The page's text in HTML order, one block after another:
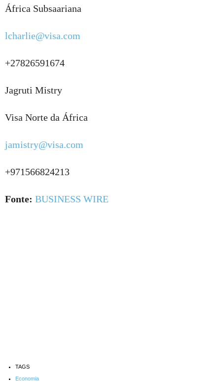
África Subsaariana
lcharlie@visa.com
+27826591674
Jagruti Mistry
Visa Norte da África
jamistry@visa.com
+971566824213
Fonte: BUSINESS WIRE
TAGS
Economia